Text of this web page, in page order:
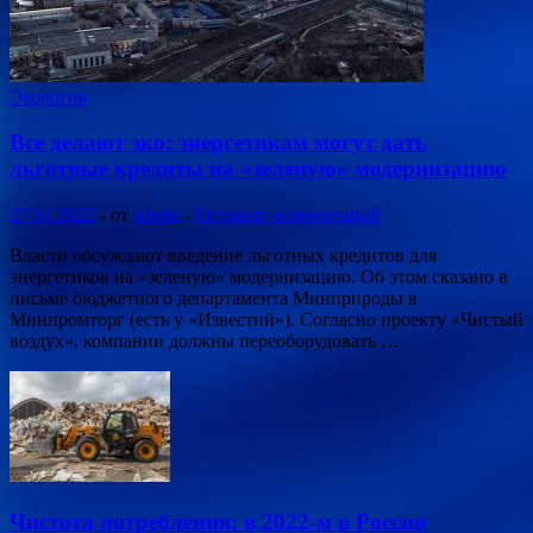
Экология
Все делают эко: энергетикам могут дать
льготные кредиты на «зеленую» модернизацию
27.01.2022 - от admin - Оставьте комментарий
Власти обсуждают введение льготных кредитов для
энергетиков на «зеленую» модернизацию. Об этом сказано в
письме бюджетного департамента Минприроды в
Минпромторг (есть у «Известий»). Согласно проекту «Чистый
воздух», компании должны переоборудовать …
Чистота потребления: в 2022-м в России